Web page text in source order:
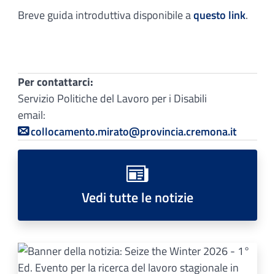
Breve guida introduttiva disponibile aquesto link.
Per contattarci:
Servizio Politiche del Lavoro per i Disabili
email:
collocamento.mirato@provincia.cremona.it
Vedi tutte le notizie